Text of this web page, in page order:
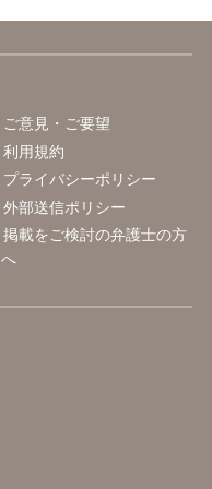
ご意見・ご要望
利用規約
プライバシーポリシー
外部送信ポリシー
掲載をご検討の弁護士の方
へ